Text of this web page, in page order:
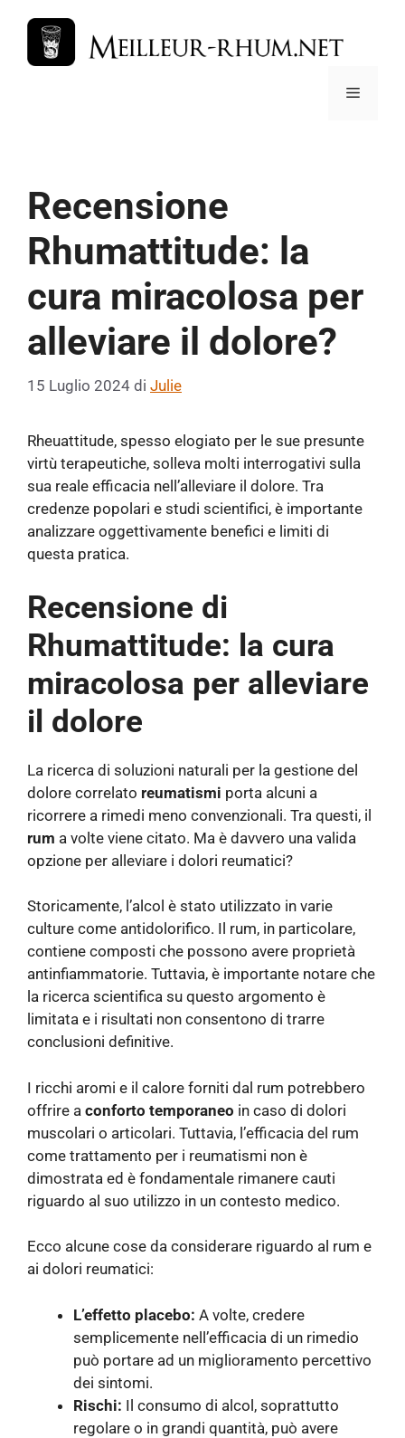
contenuto
Menu
Recensione
Rhumattitude: la
cura miracolosa per
alleviare il dolore?
15 Luglio 2024 di Julie
Rheuattitude, spesso elogiato per le sue presunte
virtù terapeutiche, solleva molti interrogativi sulla
sua reale efficacia nell’alleviare il dolore. Tra
credenze popolari e studi scientifici, è importante
analizzare oggettivamente benefici e limiti di
questa pratica.
Recensione di
Rhumattitude: la cura
miracolosa per alleviare
il dolore
La ricerca di soluzioni naturali per la gestione del
dolore correlato reumatismi porta alcuni a
ricorrere a rimedi meno convenzionali. Tra questi, il
rum a volte viene citato. Ma è davvero una valida
opzione per alleviare i dolori reumatici?
Storicamente, l’alcol è stato utilizzato in varie
culture come antidolorifico. Il rum, in particolare,
contiene composti che possono avere proprietà
antinfiammatorie. Tuttavia, è importante notare che
la ricerca scientifica su questo argomento è
limitata e i risultati non consentono di trarre
conclusioni definitive.
I ricchi aromi e il calore forniti dal rum potrebbero
offrire a conforto temporaneo in caso di dolori
muscolari o articolari. Tuttavia, l’efficacia del rum
come trattamento per i reumatismi non è
dimostrata ed è fondamentale rimanere cauti
riguardo al suo utilizzo in un contesto medico.
Ecco alcune cose da considerare riguardo al rum e
ai dolori reumatici:
L’effetto placebo: A volte, credere
semplicemente nell’efficacia di un rimedio
può portare ad un miglioramento percettivo
dei sintomi.
Rischi: Il consumo di alcol, soprattutto
regolare o in grandi quantità, può avere